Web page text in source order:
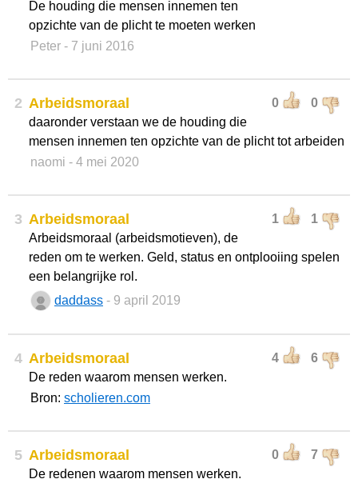
De houding die mensen innemen ten
opzichte van de plicht te moeten werken
Peter - 7 juni 2016
2 0 0
Arbeidsmoraal
daaronder verstaan we de houding die
mensen innemen ten opzichte van de plicht tot arbeiden
naomi - 4 mei 2020
3 1 1
Arbeidsmoraal
Arbeidsmoraal (arbeidsmotieven), de
reden om te werken. Geld, status en ontplooiing spelen
een belangrijke rol.
daddass - 9 april 2019
4 4 6
Arbeidsmoraal
De reden waarom mensen werken.
Bron: scholieren.com
5 0 7
Arbeidsmoraal
De redenen waarom mensen werken.